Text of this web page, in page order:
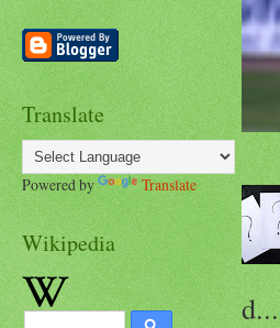
d...
Translate
Powered by Translate
Wikipedia